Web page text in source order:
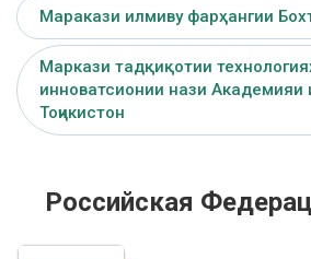
Маракази илмиву фарҳангии
Маркази тадқиқотии
инноватсионии нази Академияи
Тоҷикистон
Российская